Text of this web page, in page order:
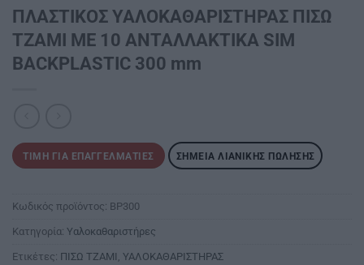
ΠΛΑΣΤΙΚΟΣ ΥΑΛΟΚΑΘΑΡΙΣΤΗΡΑΣ ΠΙΣΩ
ΤΖΑΜΙ ΜΕ 10 ΑΝΤΑΛΛΑΚΤΙΚΑ SIM
BACKPLASTIC 300 mm
ΤΙΜΉ ΓΙΑ ΕΠΑΓΓΕΛΜΑΤΊΕΣ ΣΗΜΕΊΑ ΛΙΑΝΙΚΉΣ ΠΏΛΗΣΗΣ
Κωδικός προϊόντος: BP300
Κατηγορία: Υαλοκαθαριστήρες
Ετικέτες: ΠΙΣΩ ΤΖΑΜΙ , ΥΑΛΟΚΑΘΑΡΙΣΤΗΡΑΣ